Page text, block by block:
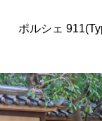
ポルシェ